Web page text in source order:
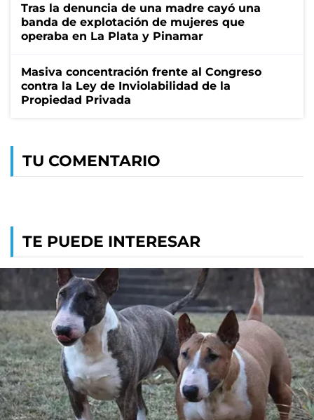
Tras la denuncia de una madre cayó una
banda de explotación de mujeres que
operaba en La Plata y Pinamar
Masiva concentración frente al Congreso
contra la Ley de Inviolabilidad de la
Propiedad Privada
TU COMENTARIO
TE PUEDE INTERESAR